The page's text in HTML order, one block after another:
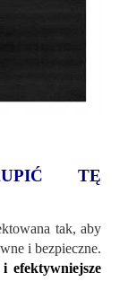
TĘ
tak, aby
i bezpieczne.
efektywniejsze